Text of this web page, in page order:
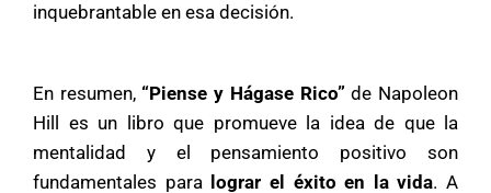
inquebrantable en esa decisión.
En resumen,“Piense y Hágase Rico” de Napoleon
Hill es un libro que promueve la idea de que la
mentalidad y el pensamiento positivo son
fundamentales para lograr el éxito en la vida. A